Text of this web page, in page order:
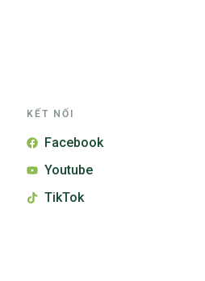
KẾT NỐI
Facebook
Youtube
TikTok